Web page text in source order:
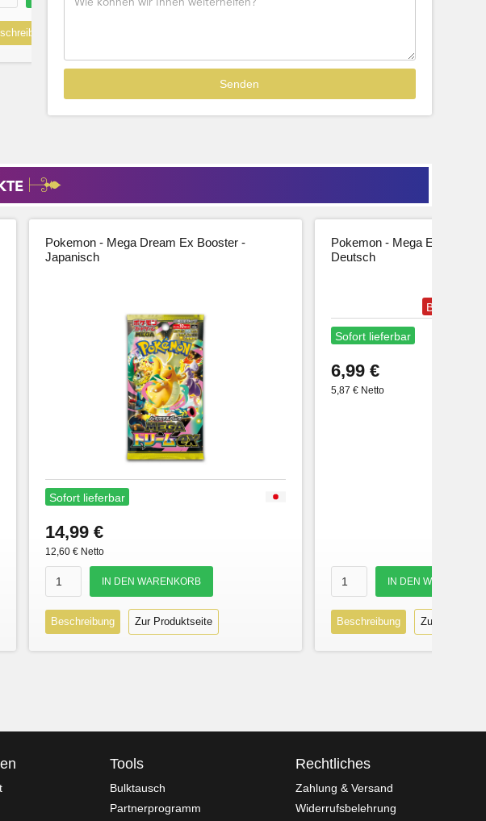
Pokemon - Mega Dream Ex Booster -
Japanisch
Sofort lieferbar
14,99 €
12,60 € Netto
Beschreibung Zur Produktseite
Pokemon - Mega
Deutsch
Bestseller
Sofort lieferbar
6,99 €
5,87 € Netto
Beschreibung Zur
Tools
Bulktausch
Partnerprogramm
Rechtliches
Zahlung & Versand
Widerrufsbelehrung